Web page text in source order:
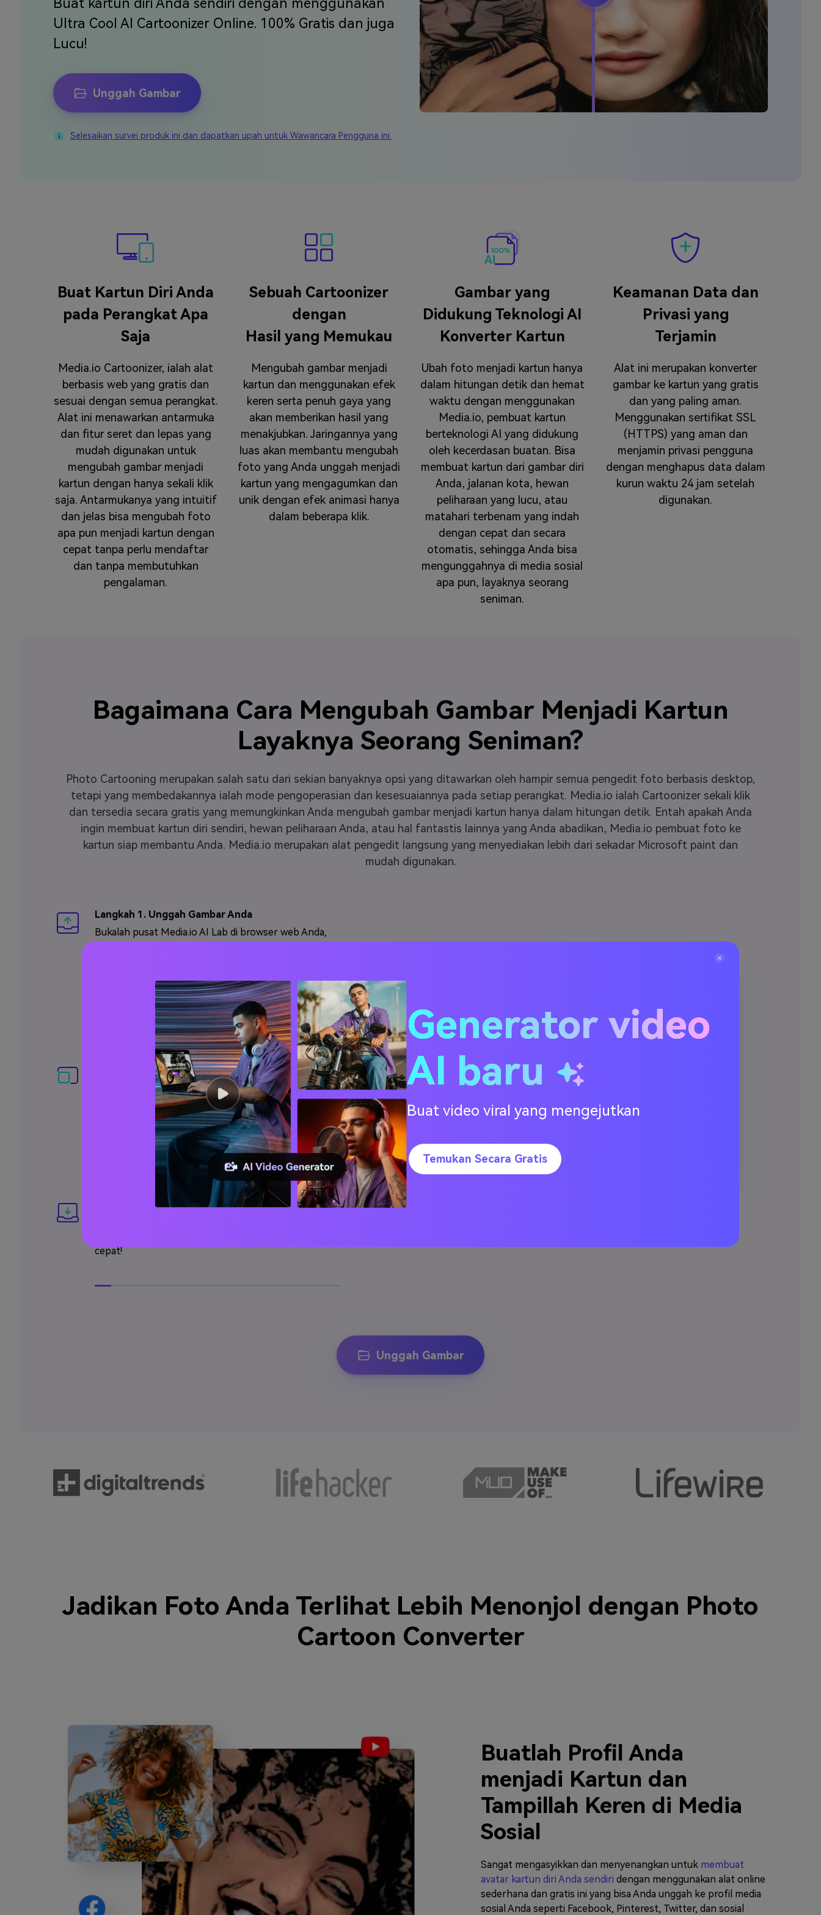
Veo3 Vidu Pixverse Hailuo Runway
Find More Solutions >>
Buat kartun diri Anda sendiri dengan menggunakan
Ultra Cool AI Cartoonizer Online. 100% Gratis dan juga
Lucu!
Unggah Gambar
Selesaikan survei produk ini dan dapatkan upah untuk Wawancara Pengguna ini.
Buat Kartun Diri Anda
pada Perangkat Apa
Saja
Media.io Cartoonizer, ialah alat
berbasis web yang gratis dan
sesuai dengan semua perangkat.
Alat ini menawarkan antarmuka
dan fitur seret dan lepas yang
mudah digunakan untuk
mengubah gambar menjadi
kartun dengan hanya sekali klik
saja. Antarmukanya yang intuitif
dan jelas bisa mengubah foto
apa pun menjadi kartun dengan
cepat tanpa perlu mendaftar
dan tanpa membutuhkan
pengalaman.
Sebuah Cartoonizer
dengan
Hasil yang Memukau
Mengubah gambar menjadi
kartun dan menggunakan efek
keren serta penuh gaya yang
akan memberikan hasil yang
menakjubkan. Jaringannya yang
luas akan membantu mengubah
foto yang Anda unggah menjadi
kartun yang mengagumkan dan
unik dengan efek animasi hanya
dalam beberapa klik.
Gambar yang
Didukung Teknologi AI
Konverter Kartun
Ubah foto menjadi kartun hanya
dalam hitungan detik dan hemat
waktu dengan menggunakan
Media.io, pembuat kartun
berteknologi AI yang didukung
oleh kecerdasan buatan. Bisa
membuat kartun dari gambar diri
Anda, jalanan kota, hewan
peliharaan yang lucu, atau
matahari terbenam yang indah
dengan cepat dan secara
otomatis, sehingga Anda bisa
mengunggahnya di media sosial
apa pun, layaknya seorang
seniman.
Keamanan Data dan
Privasi yang
Terjamin
Alat ini merupakan konverter
gambar ke kartun yang gratis
dan yang paling aman.
Menggunakan sertifikat SSL
(HTTPS) yang aman dan
menjamin privasi pengguna
dengan menghapus data dalam
kurun waktu 24 jam setelah
digunakan.
Bagaimana Cara Mengubah Gambar Menjadi Kartun
Layaknya Seorang Seniman?
Photo Cartooning merupakan salah satu dari sekian banyaknya opsi yang ditawarkan oleh hampir semua pengedit foto berbasis desktop,
tetapi yang membedakannya ialah mode pengoperasian dan kesesuaiannya pada setiap perangkat. Media.io ialah Cartoonizer sekali klik
dan tersedia secara gratis yang memungkinkan Anda mengubah gambar menjadi kartun hanya dalam hitungan detik. Entah apakah Anda
ingin membuat kartun diri sendiri, hewan peliharaan Anda, atau hal fantastis lainnya yang Anda abadikan, Media.io pembuat foto ke
kartun siap membantu Anda. Media.io merupakan alat pengedit langsung yang menyediakan lebih dari sekadar Microsoft paint dan
mudah digunakan.
Langkah 1. Unggah Gambar Anda
Bukalah pusat Media.io AI Lab di browser web Anda,
Anda atau cukup seret dan letakkan foto selfie Anda
pada timeline.
Langkah 2. Mulai Memproses
Setelah mengklik tombolMulai Memproses
, Anda
cukup menunggu teknologi AI Media.io untuk
mengubah foto Anda menjadi Kartun secara otomatis.
Anda hanya membutuhkan sekali klik untuk
mendapatkan hasilnya!
Langkah 3. Download Hasil gambar Anda
cepat!
Unggah Gambar
Jadikan Foto Anda Terlihat Lebih Menonjol dengan Photo
Cartoon Converter
Buatlah Profil Anda
menjadi Kartun dan
Tampillah Keren di Media
Sosial
Sangat mengasyikkan dan menyenangkan untuk membuat
avatar kartun diri Anda sendiri dengan menggunakan alat online
sederhana dan gratis ini yang bisa Anda unggah ke profil media
sosial Anda seperti Facebook, Pinterest, Twitter, dan sosial
Generator video
AI baru
Buat video viral yang mengejutkan
Temukan Secara Gratis